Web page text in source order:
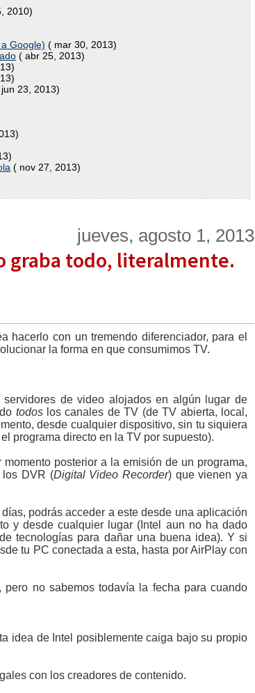
2010)
Google) ( mar 30, 2013)
( abr 25, 2013)
23, 2013)
( nov 27, 2013)
jueves, agosto 1, 2013
graba todo, literalmente.
hacerlo con un tremendo diferenciador, para el
la forma en que consumimos TV.
de video alojados en algún lugar de
todoslos canales de TV (de TV abierta, local,
desde cualquier dispositivo, sin tu siquiera
programa directo en la TV por supuesto).
posterior a la emisión de un programa,
los DVR (Digital Video Recorder) que vienen ya
podrás acceder a este desde una aplicación
y desde cualquier lugar (Intel aun no ha dado
tecnologías para dañar una buena idea). Y si
tu PC conectada a esta, hasta por AirPlay con
no sabemos todavía la fecha para cuando
idea de Intel posiblemente caiga bajo su propio
con los creadores de contenido.